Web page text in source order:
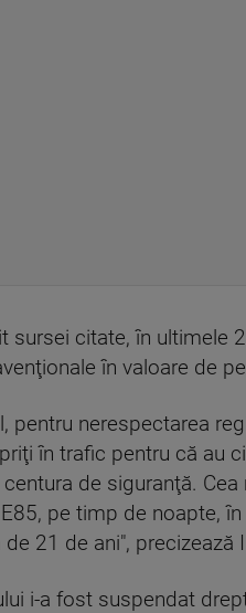
sursei citate, în ultimele
în valoare de
pentru nerespectarea
în trafic pentru că au
de siguranţă.
pe timp de noapte,
21 de ani", precizează
i-a fost suspendat